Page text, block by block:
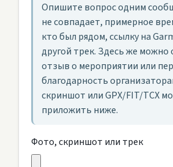
Опишите вопрос одним
не совпадает, примерное
кто был рядом, ссылку на
другой трек. Здесь же можно
отзыв о мероприятии или
благодарность
скриншот или GPX/FIT/TCX
приложить ниже.
Фото, скриншот или трек